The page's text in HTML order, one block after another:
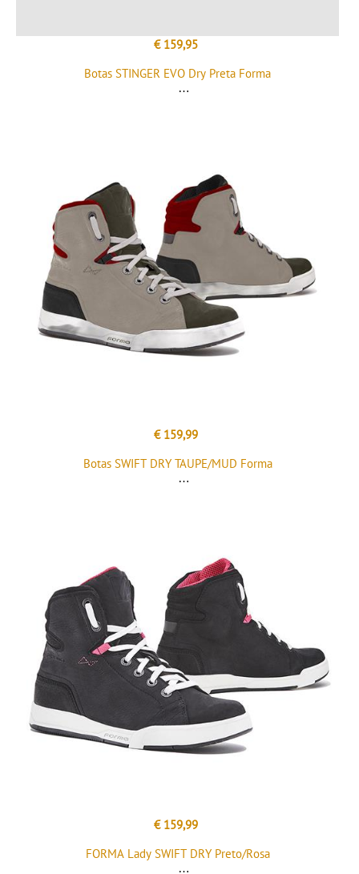
€ 159,95
Botas STINGER EVO Dry Preta Forma
€ 159,99
Botas SWIFT DRY TAUPE/MUD Forma
€ 159,99
FORMA Lady SWIFT DRY Preto/Rosa